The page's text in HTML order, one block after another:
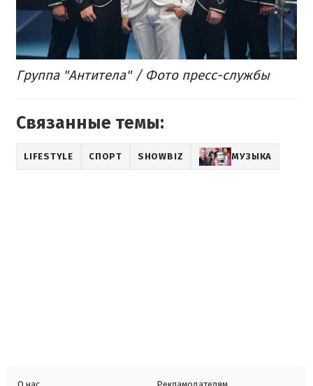
Группа "Антитела" / Фото пресс-службы
Связанные темы:
LIFESTYLE СПОРТ SHOWBIZ МУЗЫКА